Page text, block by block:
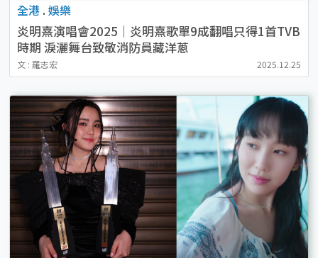
全港 . 娛樂
炎明熹演唱會2025｜炎明熹歌單9成翻唱只得1首TVB
時期 淚灑舞台致敬消防員藏洋蔥
文 : 羅志宏 2025.12.25